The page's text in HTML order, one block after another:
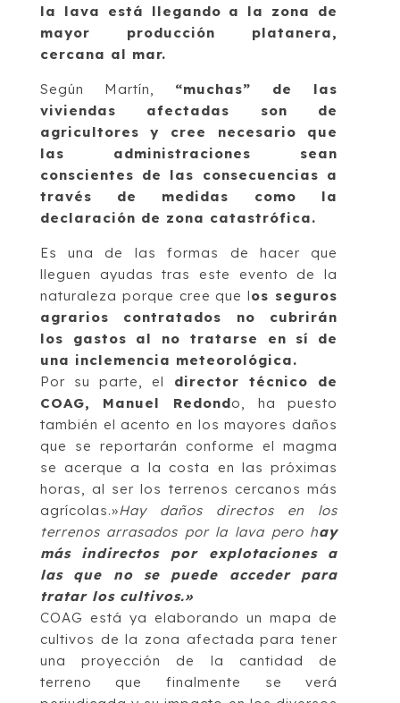
la lava está llegando a la zona de
mayor producción platanera,
cercana al mar.
Según Martín, “muchas” de las
viviendas afectadas son de
agricultores y cree necesario que
las administraciones sean
conscientes de las consecuencias a
través de medidas como la
declaración de zona catastrófica.
Es una de las formas de hacer que
lleguen ayudas tras este evento de la
naturaleza porque cree que los seguros
agrarios contratados no cubrirán
los gastos al no tratarse en sí de
una inclemencia meteorológica.
Por su parte, el director técnico de
COAG, Manuel Redondo, ha puesto
también el acento en los mayores daños
que se reportarán conforme el magma
se acerque a la costa en las próximas
horas, al ser los terrenos cercanos más
agrícolas.»Hay daños directos en los
terrenos arrasados por la lava pero hay
más indirectos por explotaciones a
las que no se puede acceder para
tratar los cultivos.»
COAG está ya elaborando un mapa de
cultivos de la zona afectada para tener
una proyección de la cantidad de
terreno que finalmente se verá